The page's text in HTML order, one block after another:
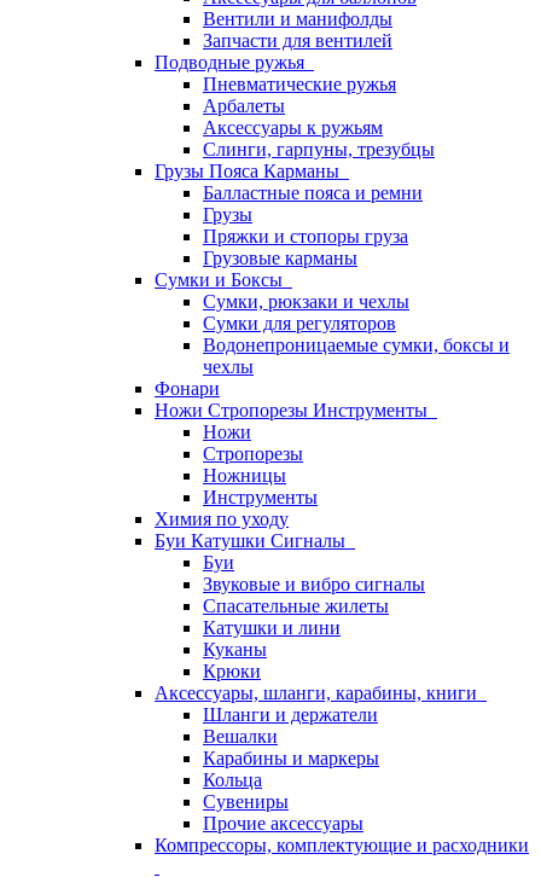
Вентили и манифолды
Запчасти для вентилей
Подводные ружья
Пневматические ружья
Арбалеты
Аксессуары к ружьям
Слинги, гарпуны, трезубцы
Грузы Пояса Карманы
Балластные пояса и ремни
Грузы
Пряжки и стопоры груза
Грузовые карманы
Сумки и Боксы
Сумки, рюкзаки и чехлы
Сумки для регуляторов
Водонепроницаемые сумки, боксы и
чехлы
Фонари
Ножи Стропорезы Инструменты
Ножи
Стропорезы
Ножницы
Инструменты
Химия по уходу
Буи Катушки Сигналы
Буи
Звуковые и вибро сигналы
Спасательные жилеты
Катушки и лини
Куканы
Крюки
Аксессуары, шланги, карабины, книги
Шланги и держатели
Вешалки
Карабины и маркеры
Кольца
Сувениры
Прочие аксессуары
Компрессоры, комплектующие и расходники